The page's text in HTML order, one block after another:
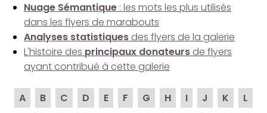
Nuage Sémantique : les mots les plus utilisés
dans les flyers de marabouts
Analyses statistiques des flyers de la galerie
L'histoire des principaux donateurs de flyers
ayant contribué à cette galerie
A B C D E F G H I J K
L